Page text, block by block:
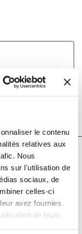
le contenu
relatives aux
Nous
sur l'utilisation de
sociaux, de
celles-ci
avez fournies
de leurs
Boyle,
Ahmad Al